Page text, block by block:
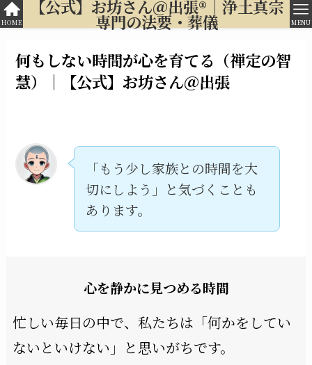
【公式】お坊さん＠出張®︎｜浄土真宗
専門の法要・葬儀
HOME MENU
何もしない時間が心を育てる（禅定の智
慧）｜【公式】お坊さん＠出張
「もう少し家族との時間を大
切にしよう」と気づくことも
あります。
心を静かに見つめる時間
忙しい毎日の中で、私たちは「何かをしてい
ないといけない」と思いがちです。